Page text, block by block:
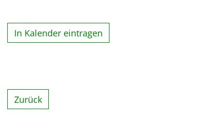
In Kalender eintragen
Zurück